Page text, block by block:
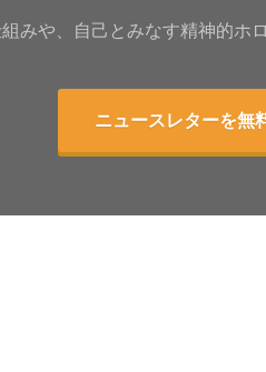
みや、自己とみなす精神的ホ
ニュースレターを無